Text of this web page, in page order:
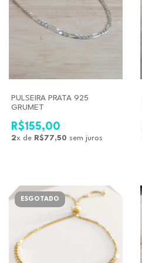
PULSEIRA PRATA 925
GRUMET
R$155,00
2x de R$77,50 sem juros
ESGOTADO